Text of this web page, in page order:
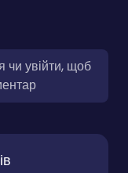
чи увійти, щоб